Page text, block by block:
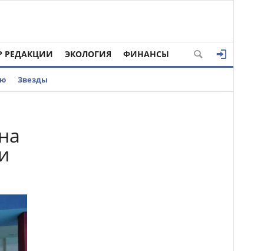
РЕДАКЦИИ ЭКОЛОГИЯ ФИНАНСЫ
Звезды